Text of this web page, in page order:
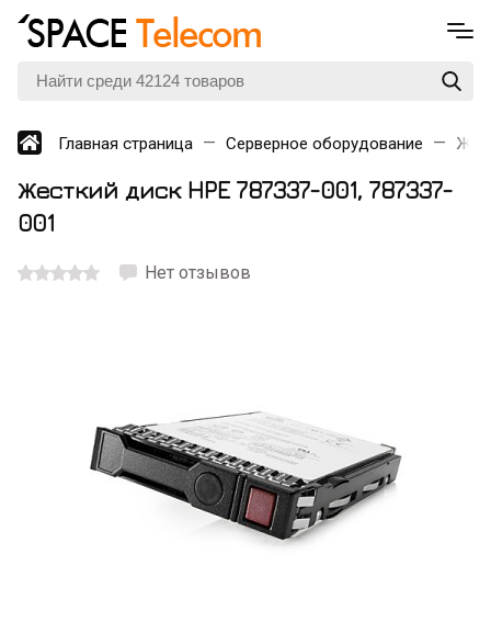
Главная страница Серверное оборудование
Жесткий диск HPE 787337-001, 787337-
001
Нет отзывов